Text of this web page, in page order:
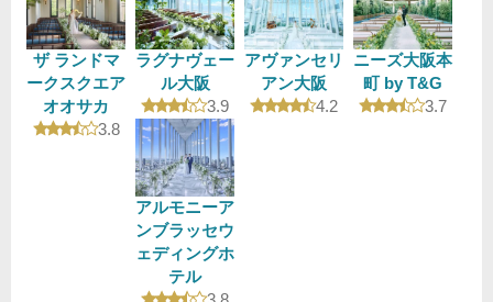
ザ ランドマ
ークスクエア
オオサカ
口コミ評価
3.8
ラグナヴェー
ル大阪
口コミ評価
3.9
アヴァンセリ
アン大阪
口コミ評価
4.2
ニーズ大阪本
町 by T&G
口コミ評
3.7
アルモニーア
ンブラッセウ
ェディングホ
テル